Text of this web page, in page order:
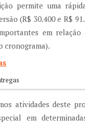
permite uma
(R$ 30.400 e R$
em relação
cronograma).
atividades deste
em